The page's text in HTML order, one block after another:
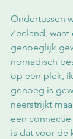
Ondertussen
Zeeland, want
genoeglijk
nomadisch
op een plek,
genoeg is
neerstrijkt
een
is dat voor de